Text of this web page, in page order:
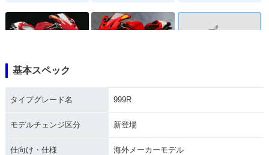
基本スペック
タイプグレード名 999R
モデルチェンジ区分 新登場
仕向け・仕様 海外メーカーモデル